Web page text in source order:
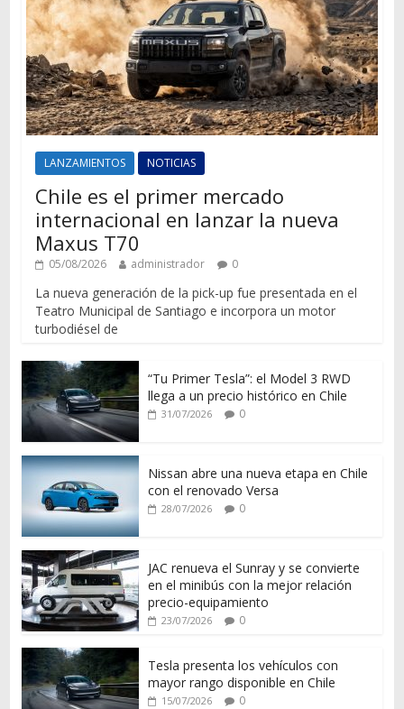
LANZAMIENTOS NOTICIAS
Chile es el primer mercado
internacional en lanzar la nueva
Maxus T70
05/08/2026 administrador 0
La nueva generación de la pick-up fue presentada en el
Teatro Municipal de Santiago e incorpora un motor
turbodiésel de
“Tu Primer Tesla”: el Model 3 RWD
llega a un precio histórico en Chile
31/07/2026 0
Nissan abre una nueva etapa en Chile
con el renovado Versa
28/07/2026 0
JAC renueva el Sunray y se convierte
en el minibús con la mejor relación
precio-equipamiento
23/07/2026 0
Tesla presenta los vehículos con
mayor rango disponible en Chile
15/07/2026 0